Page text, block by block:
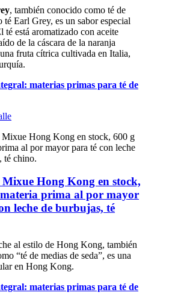
, también conocido como té de
té Earl Grey, es un sabor especial
té está aromatizado con aceite
de la cáscara de la naranja
fruta cítrica cultivada en Italia,
materias primas para té de
Mixue Hong Kong en stock,
prima al por mayor
leche de burbujas, té
al estilo de Hong Kong, también
“té de medias de seda”, es una
en Hong Kong.
materias primas para té de